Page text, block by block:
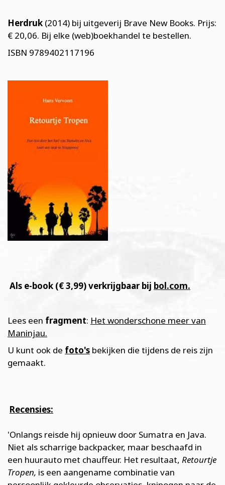
Herdruk (2014) bij uitgeverij Brave New Books. Prijs:
€ 20,06. Bij elke (web)boekhandel te bestellen.
ISBN 9789402117196
Als e-book (€ 3,99) verkrijgbaar bij bol.com.
Lees een fragment: Het wonderschone meer van
Maninjau.
U kunt ook de foto's bekijken die tijdens de reis zijn
gemaakt.
Recensies:
'Onlangs reisde hij opnieuw door Sumatra en Java.
Niet als scharrige backpacker, maar beschaafd in
een huurauto met chauffeur. Het resultaat, Retourtje
Tropen, is een aangename combinatie van